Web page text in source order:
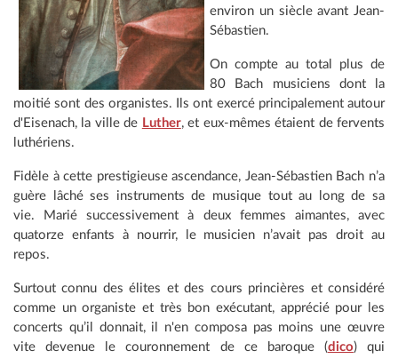
environ un siècle avant Jean-
Sébastien.
On compte au total plus de
80 Bach musiciens dont la
moitié sont des organistes. Ils ont exercé principalement autour
d'Eisenach, la ville de Luther, et eux-mêmes étaient de fervents
luthériens.
Fidèle à cette prestigieuse ascendance, Jean-Sébastien Bach n’a
guère lâché ses instruments de musique tout au long de sa
vie. Marié successivement à deux femmes aimantes, avec
quatorze enfants à nourrir, le musicien n’avait pas droit au
repos.
Surtout connu des élites et des cours princières et considéré
comme un organiste et très bon exécutant, apprécié pour les
concerts qu’il donnait, il n'en composa pas moins une œuvre
vite devenue le couronnement de ce baroque (dico) qui